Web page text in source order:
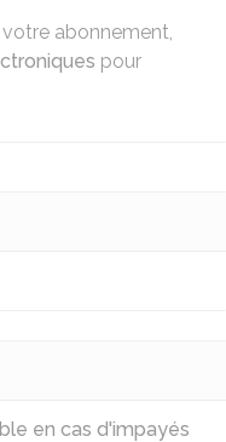
abonnement,
pour
en cas d'impayés